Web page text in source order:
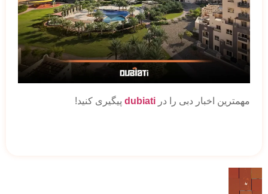
مهمترین اخبار دبی را در dubiati پیگیری کنید!